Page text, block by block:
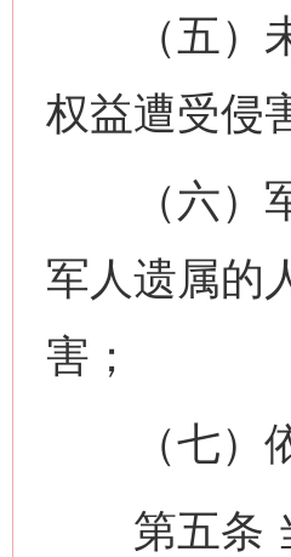
（五）未
权益遭受侵
（六）军
军人遗属的
害；
（七）依
第五条 当